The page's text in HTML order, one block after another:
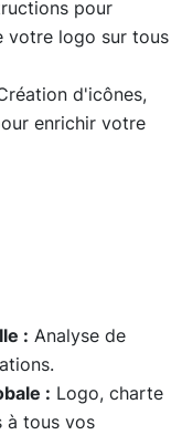
pour
votre logo sur tous
d'icônes,
enrichir votre
: Analyse de
: Logo, charte
à tous vos